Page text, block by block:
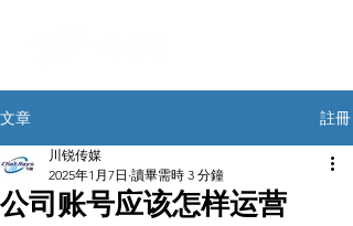
文章 註冊
公司账号应该怎样运营
川锐传媒
2025年1月7日 讀畢需時 3 分鐘